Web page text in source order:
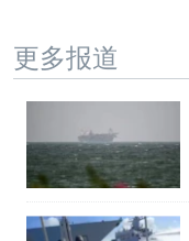
更多报道